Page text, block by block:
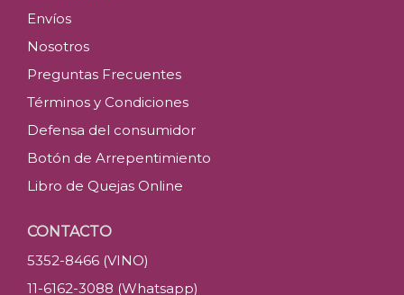
Envíos
Nosotros
Preguntas Frecuentes
Términos y Condiciones
Defensa del consumidor
Botón de Arrepentimiento
Libro de Quejas Online
CONTACTO
5352-8466 (VINO)
11-6162-3088 (Whatsapp)